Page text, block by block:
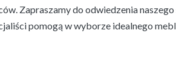
Zapraszamy do odwiedzenia
pomogą w wyborze idealnego